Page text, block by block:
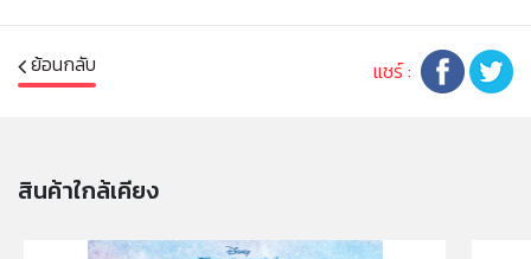
use ribbon or string and hang the snow globe as an
ornament for festive holiday fun! Makes a great
holiday gift for ages 4 years old and up especially
Adorable Polly Pocket™ snow globes let kids ring in
ย้อนกลับ แชร์ :
สินค้าใกล้เคียง